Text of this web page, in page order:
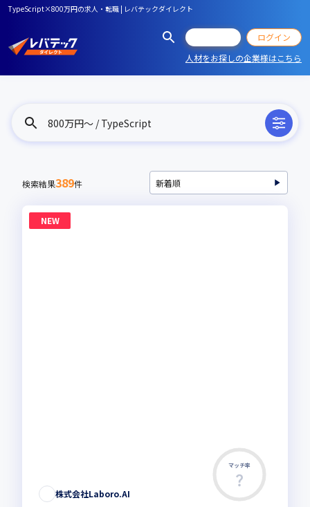
TypeScript×800万円の求人・転職 | レバテックダイレクト
ログイン
人材をお探しの企業様はこちら
800万円〜 / TypeScript
検索結果389件
NEW
マッチ率
株式会社Laboro.AI